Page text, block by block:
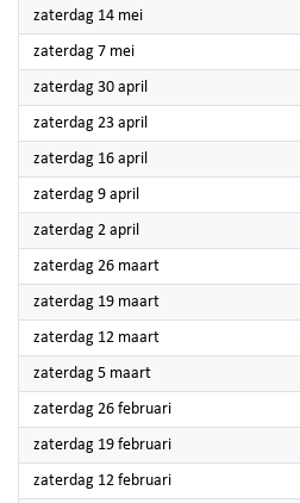
zaterdag 14 mei2022
zaterdag 7 mei2022
zaterdag 30 april
zaterdag 23 april
zaterdag 16 april
zaterdag 9 april
zaterdag 2 april
zaterdag 26 maart2022
zaterdag 19 maart2022
zaterdag 12 maart2022
zaterdag 5 maart2022
zaterdag 26 februari2022
zaterdag 19 februari2022
zaterdag 12 februari2022